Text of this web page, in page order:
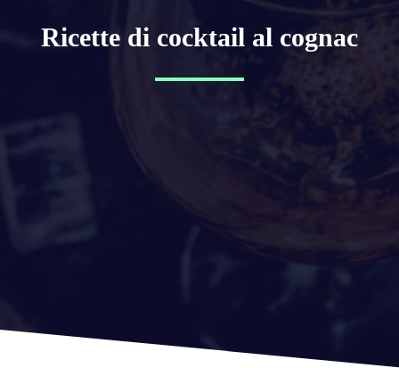
Ricette di cocktail al cognac